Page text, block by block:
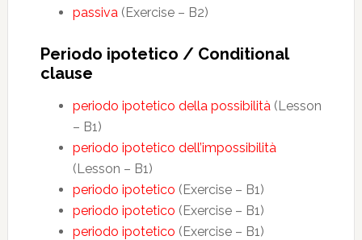
passiva(Exercise – B2)
Periodo ipotetico / Conditional
clause
periodo ipotetico della possibilità(Lesson
– B1)
periodo ipotetico dell’impossibilità
(Lesson – B1)
periodo ipotetico (Exercise – B1)
periodo ipotetico (Exercise – B1)
periodo ipotetico (Exercise – B1)